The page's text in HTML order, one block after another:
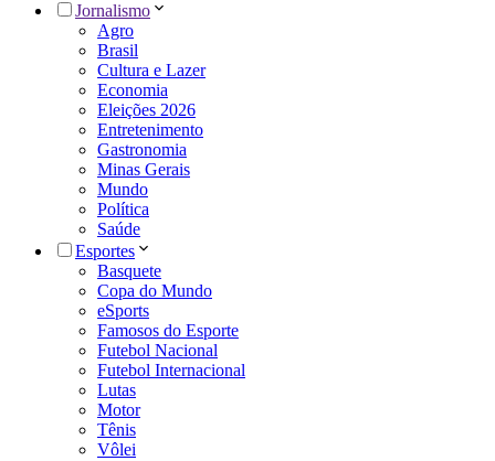
Jornalismo
Agro
Brasil
Cultura e Lazer
Economia
Eleições 2026
Entretenimento
Gastronomia
Minas Gerais
Mundo
Política
Saúde
Esportes
Basquete
Copa do Mundo
eSports
Famosos do Esporte
Futebol Nacional
Futebol Internacional
Lutas
Motor
Tênis
Vôlei